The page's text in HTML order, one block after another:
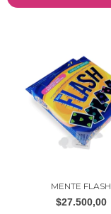
MENTE FLASH
$27.500,00